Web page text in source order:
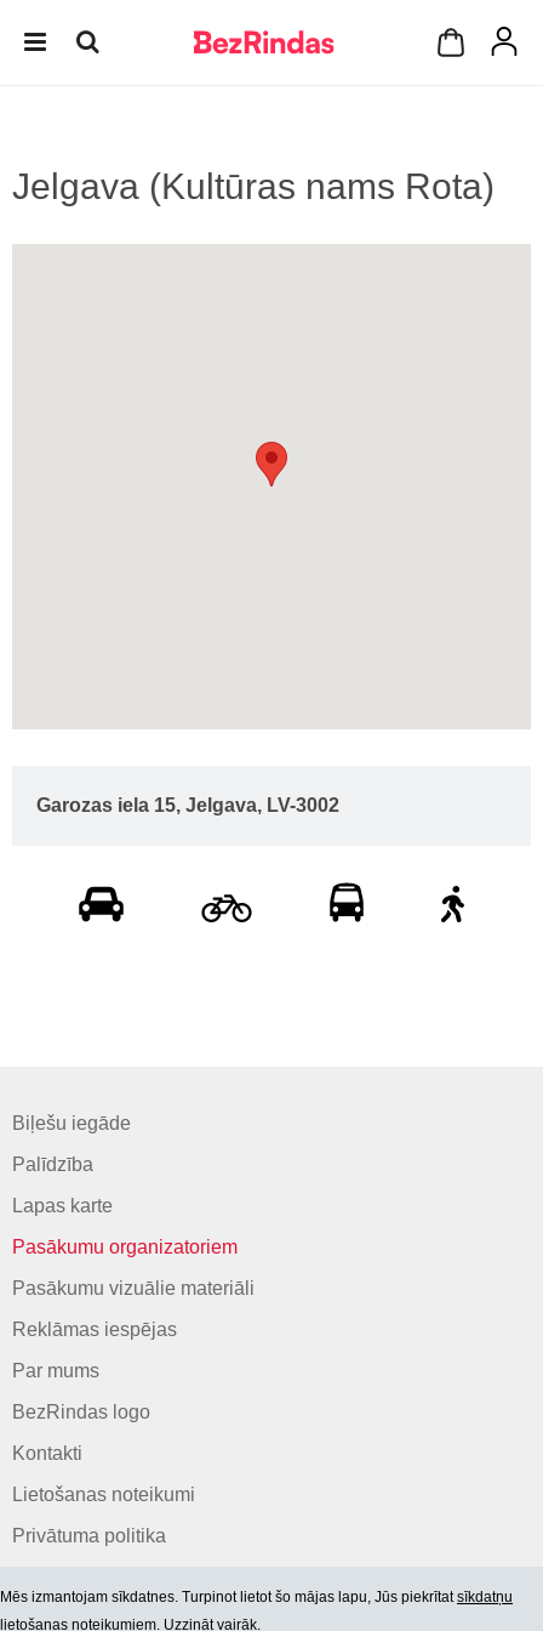
Jelgava (Kultūras nams Rota)
Garozas iela 15, Jelgava, LV-3002
Biļešu iegāde
Palīdzība
Lapas karte
Pasākumu organizatoriem
Pasākumu vizuālie materiāli
Reklāmas iespējas
Par mums
BezRindas logo
Kontakti
Lietošanas noteikumi
Privātuma politika
Mēs izmantojam sīkdatnes. Turpinot lietot šo mājas lapu, Jūs piekrītatsīkdatņu
lietošanas noteikumiem. Uzzināt vairāk.